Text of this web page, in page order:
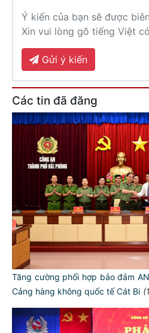
Ý kiến của bạn sẽ được
Xin vui lòng gõ tiếng Việt
Gửi ý kiến
Các tin đã đăng
Tăng cường phối hợp bảo đảm
Cảng hàng không quốc tế Cát Bi